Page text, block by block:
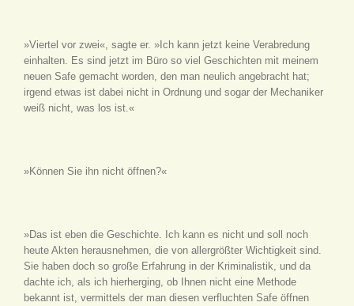
»Viertel vor zwei«, sagte er. »Ich kann jetzt keine Verabredung
einhalten. Es sind jetzt im Büro so viel Geschichten mit meinem
neuen Safe gemacht worden, den man neulich angebracht hat;
irgend etwas ist dabei nicht in Ordnung und sogar der Mechaniker
weiß nicht, was los ist.«
»Können Sie ihn nicht öffnen?«
»Das ist eben die Geschichte. Ich kann es nicht und soll noch
heute Akten herausnehmen, die von allergrößter Wichtigkeit sind.
Sie haben doch so große Erfahrung in der Kriminalistik, und da
dachte ich, als ich hierherging, ob Ihnen nicht eine Methode
bekannt ist, vermittels der man diesen verfluchten Safe öffnen